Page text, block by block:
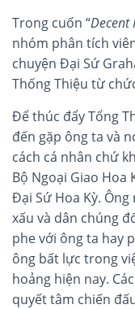
Trong cuốn “Decent
nhóm phân tích
chuyện Đại Sứ
Thống Thiệu từ
Để thúc đẩy Tổng
đến gặp ông ta và
cách cá nhân chứ
Bộ Ngoại Giao Hoa
Đại Sứ Hoa Kỳ.
xấu và dân chúng
phe với ông ta hay
ông bất lực trong
hoảng hiện nay.
quyết tâm chiến